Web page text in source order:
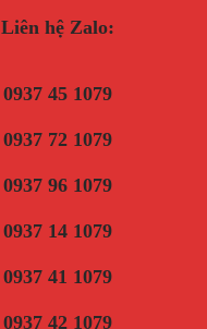
Liên hệ Zalo:
0937 45 1079
0937 72 1079
0937 96 1079
0937 14 1079
0937 41 1079
0937 42 1079